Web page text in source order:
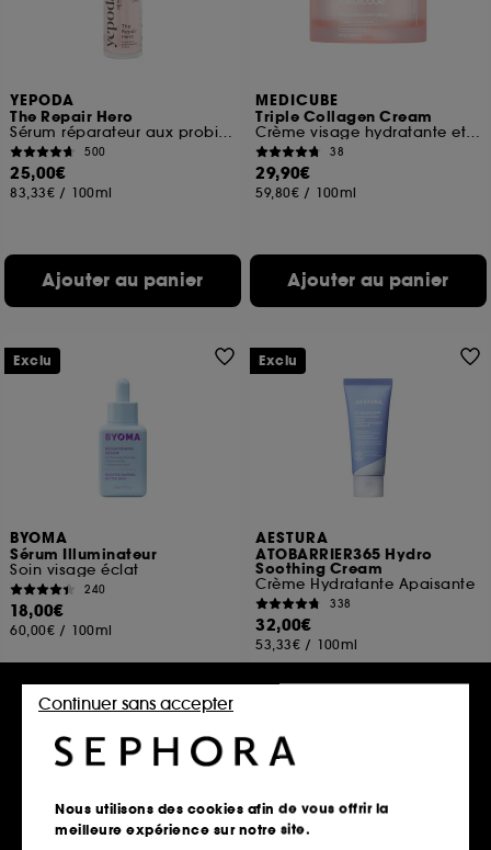
YEPODA
The Repair Hero
Sérum réparateur aux probiotiques et à la niacinamide
500
25,00€
83,33€ / 100ml
Ajouter au panier
MEDICUBE
Triple Collagen Cream
Crème visage hydratante et raffermissante
38
29,90€
59,80€ / 100ml
Ajouter au panier
BYOMA
Sérum Illuminateur
Soin visage éclat
240
18,00€
60,00€ / 100ml
Ajouter au panier
Exclu
AESTURA
ATOBARRIER365 Hydro
Soothing Cream
Crème Hydratante Apaisante
338
32,00€
53,33€ / 100ml
Exclu
Nous utilisons des cookies afin de vous offrir la
meilleure expérience sur notre site.
Continuer sans accepter